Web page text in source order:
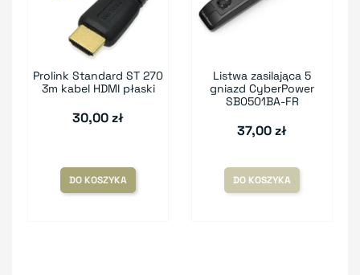
Prolink Standard ST 270
3m kabel HDMI płaski
30,00 zł
DO KOSZYKA
Listwa zasilająca 5
gniazd CyberPower
SB0501BA-FR
37,00 zł
DO KOSZYKA